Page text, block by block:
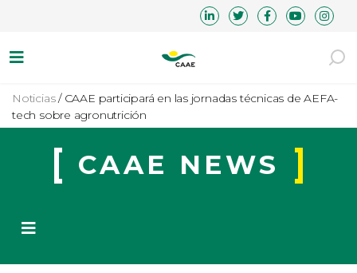
Noticias/ CAAE participará en las jornadas técnicas de AEFA-
tech sobre agronutrición
CAAE NEWS